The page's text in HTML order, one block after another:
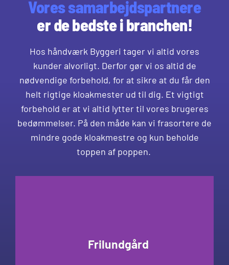
Vores samarbejdspartnere
er de bedste i branchen!
Hos håndværk Byggeri tager vi altid vores
kunder alvorligt. Derfor gør vi os altid de
nødvendige forbehold, for at sikre at du får den
helt rigtige kloakmester ud til dig. Et vigtigt
forbehold er at vi altid lytter til vores brugeres
bedømmelser. På den måde kan vi frasortere de
mindre gode kloakmestre og kun beholde
toppen af poppen.
Frilundgård